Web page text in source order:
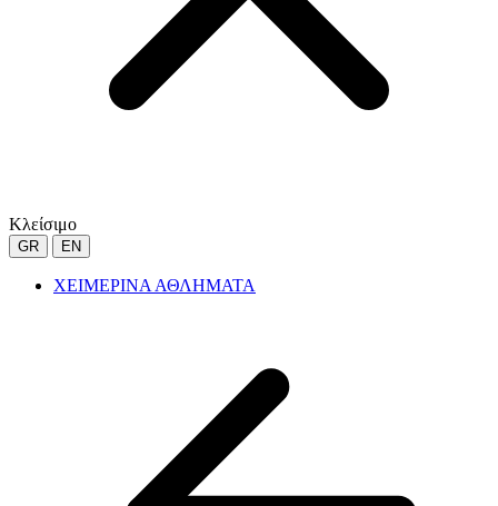
Κλείσιμο
GR EN
ΧΕΙΜΕΡΙΝΑ ΑΘΛΗΜΑΤΑ